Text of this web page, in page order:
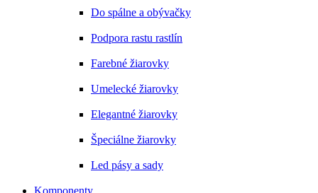
Do spálne a obývačky
Podpora rastu rastlín
Farebné žiarovky
Umelecké žiarovky
Elegantné žiarovky
Špeciálne žiarovky
Led pásy a sady
Komponenty